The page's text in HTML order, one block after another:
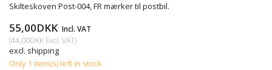
Skilteskoven Post-004, FR mærker til postbil.
55,00DKK Incl. VAT
(44,00DKK Excl. VAT)
excl. shipping
Only 1 item(s) left in stock